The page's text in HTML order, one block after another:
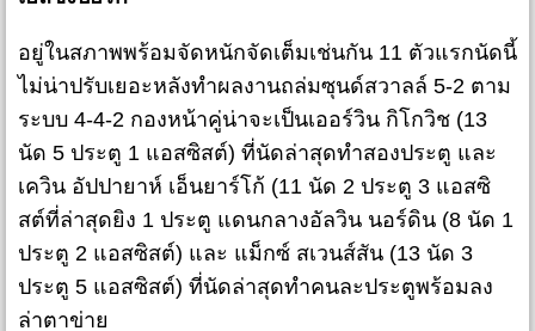
อยู่ในสภาพพร้อมจัดหนักจัดเต็มเช่นกัน 11 ตัวแรกนัดนี้
ไม่น่าปรับเยอะหลังทำผลงานถล่มซุนด์สวาลล์ 5-2 ตาม
ระบบ 4-4-2 กองหน้าคู่น่าจะเป็นเออร์วิน กิโกวิช (13
นัด 5 ประตู 1 แอสซิสต์) ที่นัดล่าสุดทำสองประตู และ
เควิน อัปปายาห์ เอ็นยาร์โก้ (11 นัด 2 ประตู 3 แอสซิ
สต์ที่ล่าสุดยิง 1 ประตู แดนกลางอัลวิน นอร์ดิน (8 นัด 1
ประตู 2 แอสซิสต์) และ แม็กซ์ สเวนส์สัน (13 นัด 3
ประตู 5 แอสซิสต์) ที่นัดล่าสุดทำคนละประตูพร้อมลง
ล่าตาข่าย